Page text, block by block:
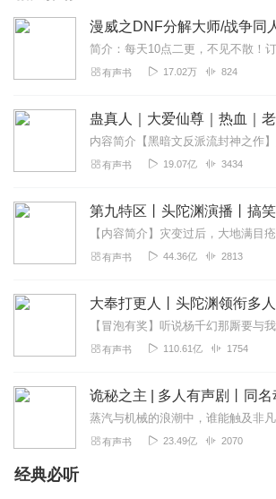
有声书 17.02万 824
有声书 19.07亿 3434
有声书 44.36亿 2813
有声书 110.61亿 1754
有声书 23.49亿 2070
经典必听